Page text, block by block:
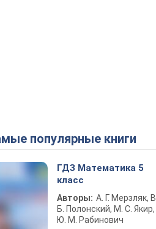
популярные книги
ГДЗ Математика 5
класс
Авторы: А. Г. Мерзляк, В.
Б. Полонский, М. С. Якир,
Ю. М. Рабинович